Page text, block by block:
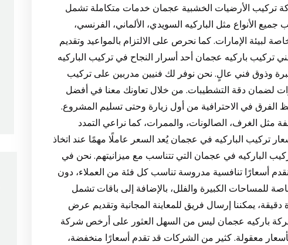
تركيب الأرضيات الخشبية عجمان خدمات متكاملة تشمل
جميع الأنواع مثل الباركيه السويدي، الألماني، الفرنسي،
لبيئة الإمارات. كما نحرص على الالتزام بالمواعيد وتقديم
ما بعد البيع لضمان رضاك الكامل. 🪵 4: فني تركيب باركيه عجمان أحد أسرار النجاح في تركيب الباركيه
وذوق فني عالٍ. نحن نوفر لك فنيين مدربين على تركيب
لضمان دقة التشطيبات. من خلال تعاونك معنا في أفضل
في الاحترافية من أول زيارة وحتى تسليم المشروع.
مثل الغرف، الصالونات، والممرات، كما نراعي التمدد
الناتج عن الحرارة والرطوبة. 🪵 5: أسعار تركيب الباركيه في عجمان يُعد السعر عاملًا مهمًا عند اتخاذ
الباركيه في عجمان التي تتناسب مع ميزانيتهم. نحن في
أسعارًا تنافسية مدروسة تناسب كل فئة من العملاء، دون
للمساحات الكبيرة والفلل، بالإضافة إلى باقات تشمل
يمكننا إرسال فريق للمعاينة المجانية وتقديم عرض
رسوم خفية. 🪵 6: أرخص شركة باركيه عجمان ليس من السهل العثور على أرخص شركة
معقولة. كثير من الشركات قد تقدم أسعارًا منخفضة،